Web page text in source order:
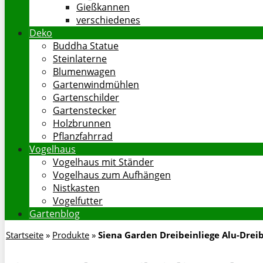
Gießkannen
verschiedenes
Deko
Buddha Statue
Steinlaterne
Blumenwagen
Gartenwindmühlen
Gartenschilder
Gartenstecker
Holzbrunnen
Pflanzfahrrad
Vogelhaus
Vogelhaus mit Ständer
Vogelhaus zum Aufhängen
Nistkasten
Vogelfutter
Gartenblog
Startseite » Produkte » Siena Garden Dreibeinliege Alu-